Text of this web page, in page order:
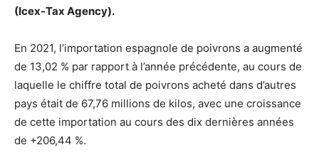
(Icex-Tax Agency).
En 2021, l’importation espagnole de poivrons a augmenté
de 13,02 % par rapport à l’année précédente, au cours de
laquelle le chiffre total de poivrons acheté dans d’autres
pays était de 67,76 millions de kilos, avec une croissance
de cette importation au cours des dix dernières années
de +206,44 %.